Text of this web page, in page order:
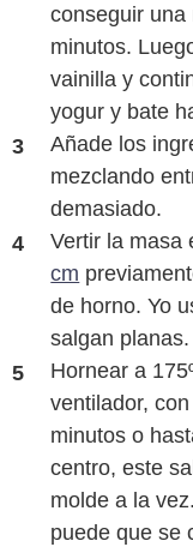
conseguir una
minutos.
vainilla y
yogur y bate
Añade los
mezclando
demasiado.
Vertir la masa
cm
de horno. Yo
salgan planas.
Hornear a
ventilador,
minutos o
centro, este
molde a la
puede que se